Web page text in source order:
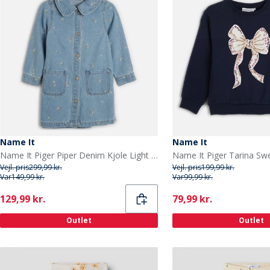
Name It
Name It Piger Piper Denim Kjole Light Blue Denim
Vejl. pris299,99 kr.
Var149,99 kr.
Current
129,99 kr.
Outlet
Name It
Vejl. pris199,99 kr.
Var99,99 kr.
Current
79,99 kr.
Outlet